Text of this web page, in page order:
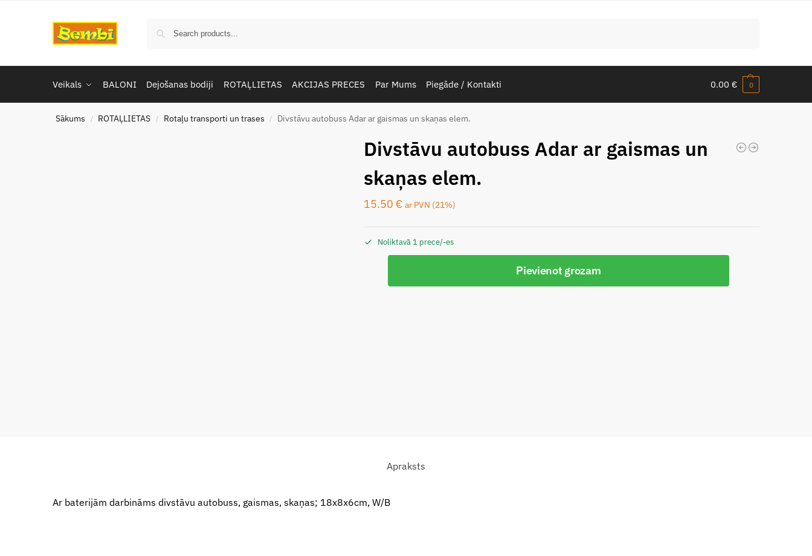
Veikals BALONI Dejošanas bodiji ROTAĻLIETAS AKCIJAS PRECES Par Mums Piegāde / Kontakti 0.00 € 0
Sākums / ROTAĻLIETAS / Rotaļu transporti un trases / Divstāvu autobuss Adar ar gaismas un skaņas elem.
Divstāvu autobuss Adar ar gaismas un
skaņas elem.
15.50 € ar PVN (21%)
Noliktavā 1 prece/-es
Pievienot grozam
Apraksts
Ar baterijām darbināms divstāvu autobuss, gaismas, skaņas; 18x8x6cm, W/B